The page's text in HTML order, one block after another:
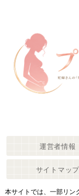
運営者情報
サイトマップ
本サイトでは、一部リン